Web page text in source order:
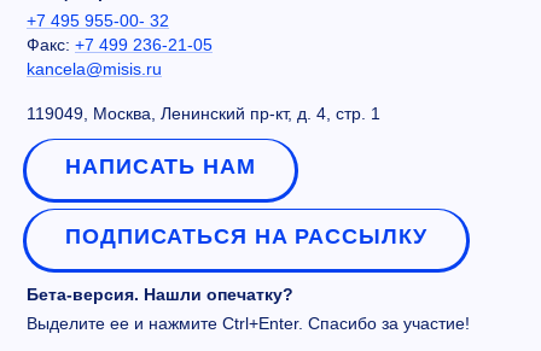
+7 495 955-00- 32
Факс: +7 499 236-21-05
kancela@misis.ru
119049, Москва, Ленинский пр-кт, д. 4, стр. 1
НАПИСАТЬ НАМ
ПОДПИСАТЬСЯ НА РАССЫЛКУ
Бета-версия. Нашли опечатку?
Выделите ее и нажмите Ctrl+Enter. Спасибо за участие!